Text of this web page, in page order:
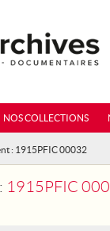
NOS COLLECTIONS
: 1915PFIC 00032
1915PFIC